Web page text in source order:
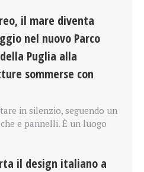
il mare diventa
nel nuovo Parco
Puglia alla
sommerse con
in silenzio, seguendo un
e pannelli. È un luogo
il design italiano a